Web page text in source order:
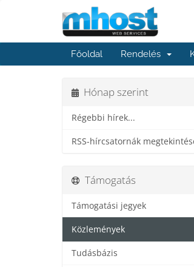
Főoldal Rendelés
Hónap szerint
Régebbi hírek...
RSS-hírcsatornák
Támogatás
Támogatási jegyek
Közlemények
Tudásbázis